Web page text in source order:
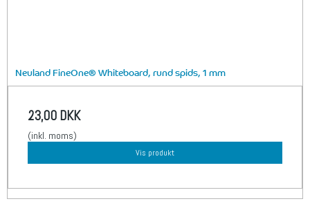
Neuland FineOne® Whiteboard, rund spids, 1 mm
23,00 DKK
(inkl. moms)
Vis produkt